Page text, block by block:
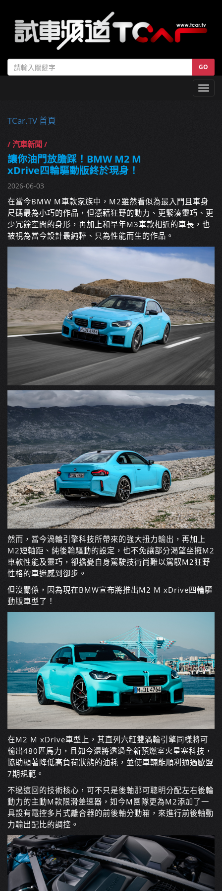
GO
TCar.TV 首頁
/ 汽車新聞 /
讓你油門放膽踩！BMW M2 M
xDrive四輪驅動版終於現身！
2026-06-03
在當今BMW M車款家族中，M2雖然看似為最入門且車身
尺碼最為小巧的作品，但憑藉狂野的動力、更緊湊靈巧、更
少冗餘空間的身形，再加上和早年M3車款相近的車長，也
被視為當今設計最純粹、只為性能而生的作品。
然而，當今渦輪引擎科技所帶來的強大扭力輸出，再加上
M2短軸距、純後輪驅動的設定，也不免讓部分渴望坐擁M2
車款性能及靈巧，卻擔憂自身駕駛技術尚難以駕馭M2狂野
性格的車迷感到卻步。
但沒關係，因為現在BMW宣布將推出M2 M xDrive四輪驅
動版車型了！
在M2 M xDrive車型上，其直列六缸雙渦輪引擎同樣將可
輸出480匹馬力，且如今還將透過全新預燃室火星塞科技，
協助顯著降低高負荷狀態的油耗，並使車輛能順利通過歐盟
7期規範。
不過這回的技術核心，可不只是後軸那可聰明分配左右後輪
動力的主動M款限滑差速器，如今M團隊更為M2添加了一
具設有電控多片式離合器的前後軸分動箱，來進行前後軸動
力輸出配比的調控。